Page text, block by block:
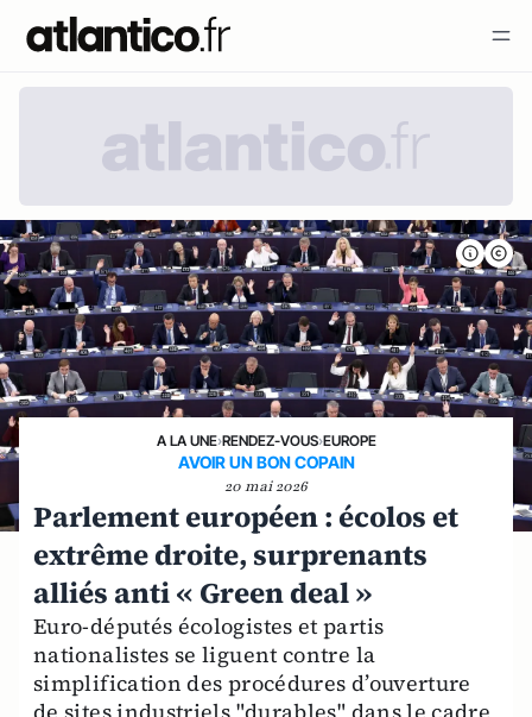
A LA UNE›RENDEZ-VOUS›EUROPE
AVOIR UN BON COPAIN
20 mai 2026
Parlement européen : écolos et
extrême droite, surprenants
alliés anti « Green deal »
Euro-députés écologistes et partis
nationalistes se liguent contre la
simplification des procédures d’ouverture